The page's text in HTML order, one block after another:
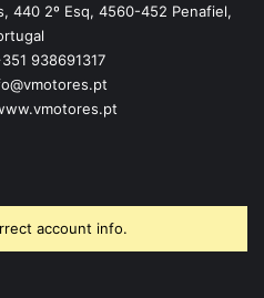
440 2º Esq, 4560-452 Penafiel,
938691317
account info.